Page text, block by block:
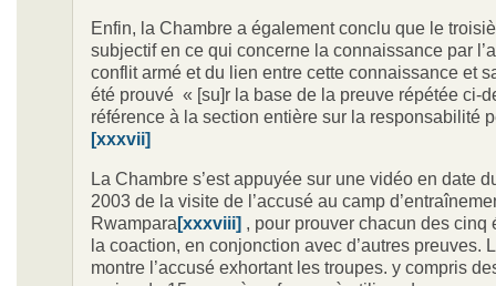
Enfin, la Chambre a également conclu que le
subjectif en ce qui concerne la connaissance par
conflit armé et du lien entre cette connaissance et
été prouvé « [su]r la base de la preuve répétée ci-
référence à la section entière sur la responsabilité
[xxxvii]
La Chambre s’est appuyée sur une vidéo en date
2003 de la visite de l’accusé au camp
Rwampara[xxxviii] , pour prouver chacun des cinq
la coaction, en conjonction avec d’autres preuves.
montre l’accusé exhortant les troupes. y compris